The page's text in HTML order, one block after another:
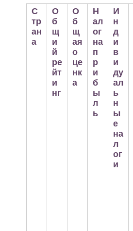
С
тр
ан
а
О
б
щ
и
й
ре
йт
и
нг
О
б
щ
ая
о
це
нк
а
Н
ал
ог
на
п
р
и
б
ы
л
ь
И
н
д
и
в
и
ду
ал
ь
н
ы
е
на
л
ог
и